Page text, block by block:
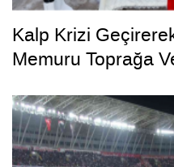
Kalp Krizi
Memuru Toprağa